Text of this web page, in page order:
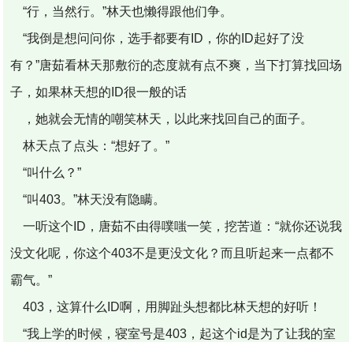
“行，当然行。”林天也懒得跟他们争。
“我倒是想问问你，选手都要有ID，你的ID起好了没
有？”唐茹看林天那敷衍的态度就有点不爽，当下打算找回场
子，如果林天想的ID很一般的话
，她就会无情的嘲笑林天，以此来找回自己的面子。
林天点了点头：“想好了。”
“叫什么？”
“叫403。”林天没有隐瞒。
一听这个ID，唐茹不由得噗嗤一笑，挖苦道：“就你还说我
没文化呢，你这个403不是更没文化？而且听起来一点都不
霸气。”
403，这算什么ID啊，用脚趾头想都比林天想的好听！
“我上学的时候，寝室号是403，起这个id是为了让我的室